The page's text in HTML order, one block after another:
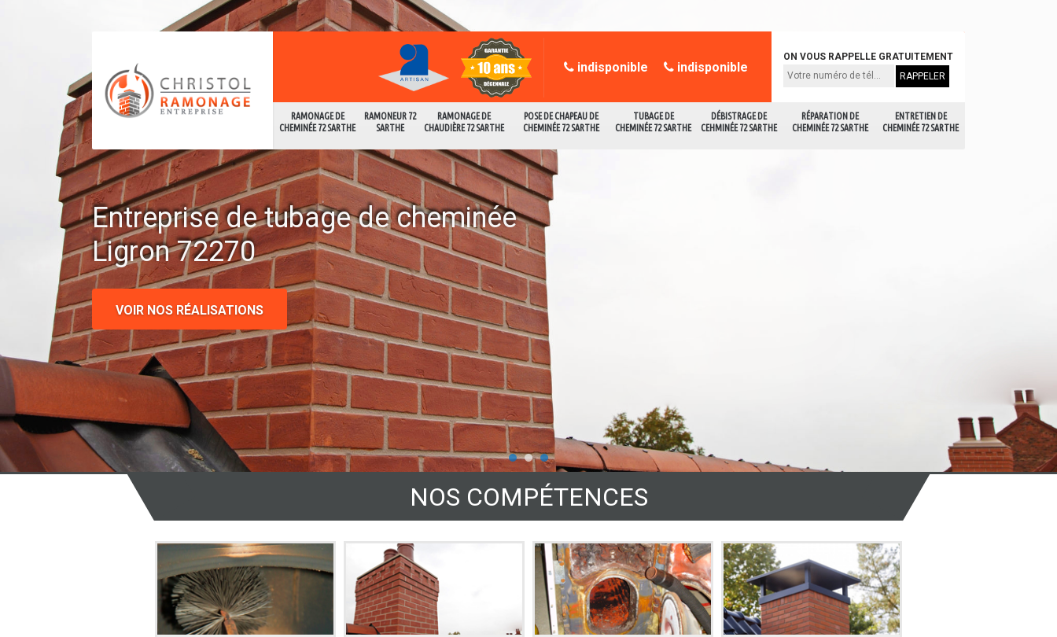
RAMONAGE DE
CHEMINÉE 72 SARTHE
RAMONEUR 72
SARTHE
RAMONAGE DE
CHAUDIÈRE 72 SARTHE
POSE DE CHAPEAU DE
CHEMINÉE 72 SARTHE
TUBAGE DE
CHEMINÉE 72 SARTHE
DÉBISTRAGE DE
CEHMINÉE 72 SARTHE
RÉPARATION DE
CHEMINÉE 72 SARTHE
ENTRETIEN DE
CHEMINÉE 72 SARTHE
indisponible indisponible
ON VOUS RAPPELLE GRATUITEMENT
Entreprise de tubage de cheminée
Ligron 72270
VOIR NOS RÉALISATIONS
NOS COMPÉTENCES